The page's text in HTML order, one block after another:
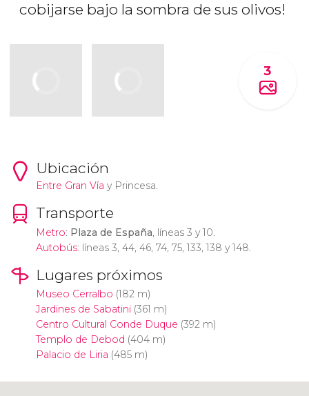
cobijarse bajo la sombra de sus olivos!
3
Ubicación
Entre Gran Vía y Princesa.
Transporte
Metro: Plaza de España , líneas 3 y 10.
Autobús: líneas 3, 44, 46, 74, 75, 133, 138 y 148.
Lugares próximos
Museo Cerralbo (182 m)
Jardines de Sabatini(361 m)
Centro Cultural Conde Duque (392 m)
Templo de Debod (404 m)
Palacio de Liria (485 m)